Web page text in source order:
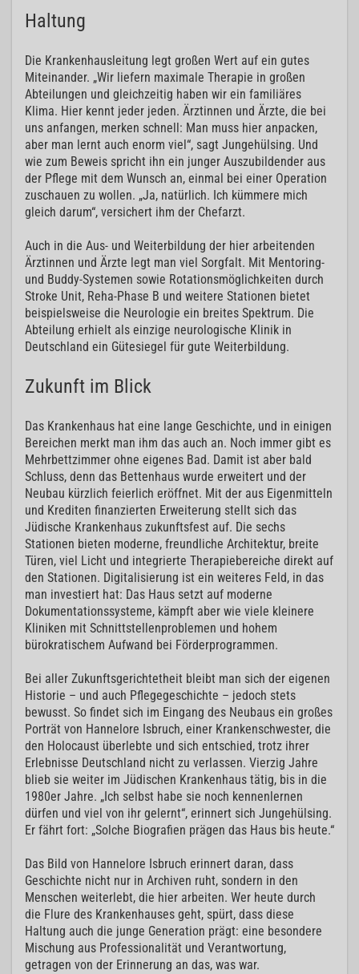
Haltung
Die Krankenhausleitung legt großen Wert auf ein gutes
Miteinander. „Wir liefern maximale Therapie in großen
Abteilungen und gleichzeitig haben wir ein familiäres
Klima. Hier kennt jeder jeden. Ärztinnen und Ärzte, die bei
uns anfangen, merken schnell: Man muss hier anpacken,
aber man lernt auch enorm viel“, sagt Jungehülsing. Und
wie zum Beweis spricht ihn ein junger Auszubildender aus
der Pflege mit dem Wunsch an, einmal bei einer Operation
zuschauen zu wollen. „Ja, natürlich. Ich kümmere mich
gleich darum“, versichert ihm der Chefarzt.
Auch in die Aus- und Weiterbildung der hier arbeitenden
Ärztinnen und Ärzte legt man viel Sorgfalt. Mit Mentoring-
und Buddy-Systemen sowie Rotationsmöglichkeiten durch
Stroke Unit, Reha-Phase B und weitere Stationen bietet
beispielsweise die Neurologie ein breites Spektrum. Die
Abteilung erhielt als einzige neurologische Klinik in
Deutschland ein Gütesiegel für gute Weiterbildung.
Zukunft im Blick
Das Krankenhaus hat eine lange Geschichte, und in einigen
Bereichen merkt man ihm das auch an. Noch immer gibt es
Mehrbettzimmer ohne eigenes Bad. Damit ist aber bald
Schluss, denn das Bettenhaus wurde erweitert und der
Neubau kürzlich feierlich eröffnet. Mit der aus Eigenmitteln
und Krediten finanzierten Erweiterung stellt sich das
Jüdische Krankenhaus zukunftsfest auf. Die sechs
Stationen bieten moderne, freundliche Architektur, breite
Türen, viel Licht und integrierte Therapiebereiche direkt auf
den Stationen. Digitalisierung ist ein weiteres Feld, in das
man investiert hat: Das Haus setzt auf moderne
Dokumentationssysteme, kämpft aber wie viele kleinere
Kliniken mit Schnittstellenproblemen und hohem
bürokratischem Aufwand bei Förderprogrammen.
Bei aller Zukunftsgerichtetheit bleibt man sich der eigenen
Historie – und auch Pflegegeschichte – jedoch stets
bewusst. So findet sich im Eingang des Neubaus ein großes
Porträt von Hannelore Isbruch, einer Krankenschwester, die
den Holocaust überlebte und sich entschied, trotz ihrer
Erlebnisse Deutschland nicht zu verlassen. Vierzig Jahre
blieb sie weiter im Jüdischen Krankenhaus tätig, bis in die
1980er Jahre. „Ich selbst habe sie noch kennenlernen
dürfen und viel von ihr gelernt“, erinnert sich Jungehülsing.
Er fährt fort: „Solche Biografien prägen das Haus bis heute.“
Das Bild von Hannelore Isbruch erinnert daran, dass
Geschichte nicht nur in Archiven ruht, sondern in den
Menschen weiterlebt, die hier arbeiten. Wer heute durch
die Flure des Krankenhauses geht, spürt, dass diese
Haltung auch die junge Generation prägt: eine besondere
Mischung aus Professionalität und Verantwortung,
getragen von der Erinnerung an das, was war.